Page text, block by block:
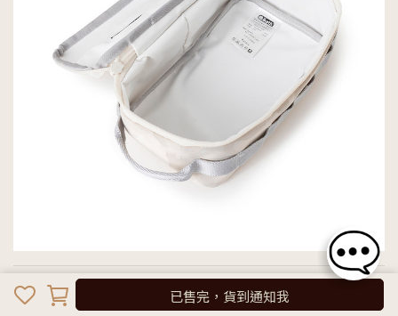
已售完，貨到通知我
商品特色